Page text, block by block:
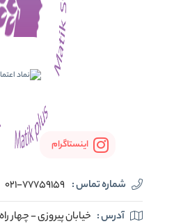
اینستاگرام
شماره تماس : 021-77759159
آدرس : خیابان پیروزی - چهار